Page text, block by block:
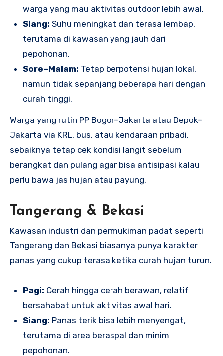
warga yang mau aktivitas outdoor lebih awal.
Siang: Suhu meningkat dan terasa lembap,
terutama di kawasan yang jauh dari
pepohonan.
Sore–Malam: Tetap berpotensi hujan lokal,
namun tidak sepanjang beberapa hari dengan
curah tinggi.
Warga yang rutin PP Bogor–Jakarta atau Depok–
Jakarta via KRL, bus, atau kendaraan pribadi,
sebaiknya tetap cek kondisi langit sebelum
berangkat dan pulang agar bisa antisipasi kalau
perlu bawa jas hujan atau payung.
Tangerang & Bekasi
Kawasan industri dan permukiman padat seperti
Tangerang dan Bekasi biasanya punya karakter
panas yang cukup terasa ketika curah hujan turun.
Pagi: Cerah hingga cerah berawan, relatif
bersahabat untuk aktivitas awal hari.
Siang: Panas terik bisa lebih menyengat,
terutama di area beraspal dan minim
pepohonan.